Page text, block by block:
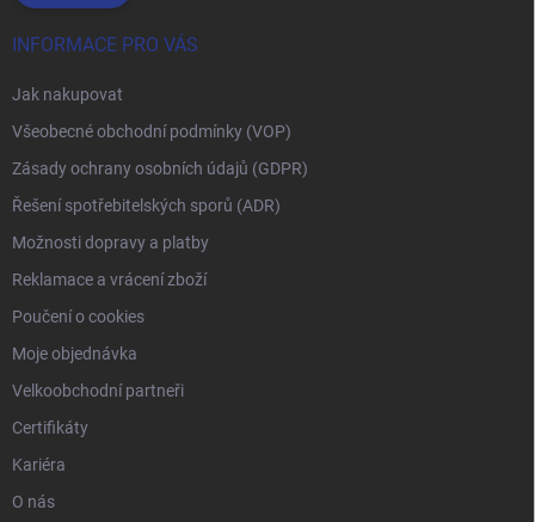
INFORMACE PRO VÁS
Jak nakupovat
Všeobecné obchodní podmínky (VOP)
Zásady ochrany osobních údajů (GDPR)
Řešení spotřebitelských sporů (ADR)
Možnosti dopravy a platby
Reklamace a vrácení zboží
Poučení o cookies
Moje objednávka
Velkoobchodní partneři
Certifikáty
Kariéra
O nás